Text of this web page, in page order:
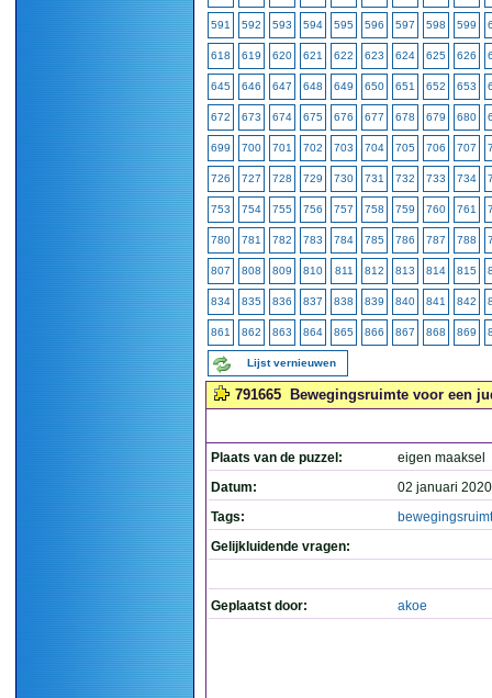
591 592 593 594 595 596 597 598 599
618 619 620 621 622 623 624 625 626
645 646 647 648 649 650 651 652 653
672 673 674 675 676 677 678 679 680
699 700 701 702 703 704 705 706 707
726 727 728 729 730 731 732 733 734
753 754 755 756 757 758 759 760 761
780 781 782 783 784 785 786 787 788
807 808 809 810 811 812 813 814 815
834 835 836 837 838 839 840 841 842
861 862 863 864 865 866 867 868 869
Lijst vernieuwen
791665 Bewegingsruimte voor een
Plaats van de puzzel:
eigen maaksel
Datum:
02 januari
Tags:
Gelijkluidende vragen:
Geplaatst door: akoe